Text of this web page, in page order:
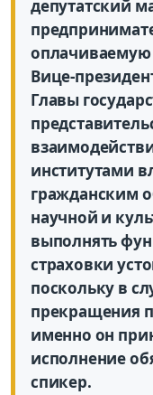
депутатский
оплачиваемую
Вице-
Главы
институтами
гражданским
научной и
выполнять
страховки
поскольку в
прекращения
именно он
исполнение
спикер.